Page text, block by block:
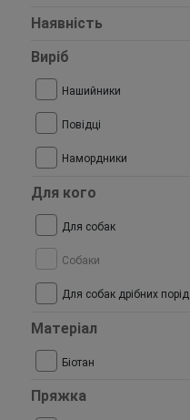
Наявність
Виріб
Нашийники
Повідці
Намордники
Для кого
Для собак
Собаки
Для собак дрібних порід
Матеріал
Біотан
Пряжка